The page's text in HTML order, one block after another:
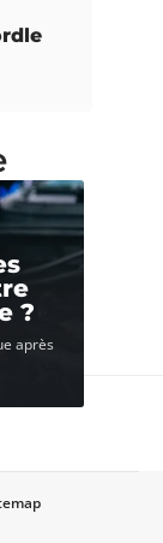
?
après